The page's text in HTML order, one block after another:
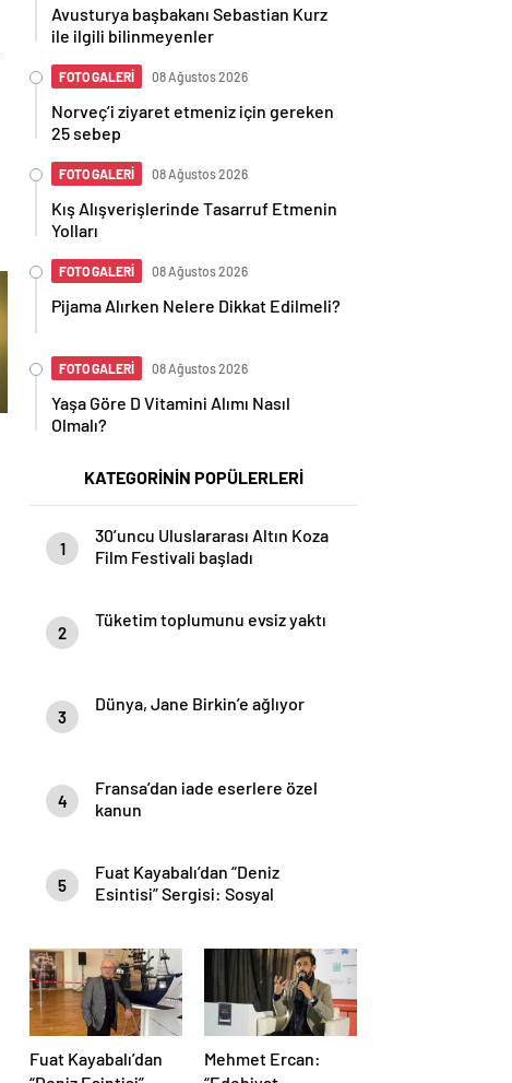
Avusturya başbakanı Sebastian Kurz
ile ilgili bilinmeyenler
FOTO GALERİ 08 Ağustos 2026
Norveç’i ziyaret etmeniz için gereken
25 sebep
FOTO GALERİ 08 Ağustos 2026
Kış Alışverişlerinde Tasarruf Etmenin
Yolları
FOTO GALERİ 08 Ağustos 2026
Pijama Alırken Nelere Dikkat Edilmeli?
FOTO GALERİ 08 Ağustos 2026
Yaşa Göre D Vitamini Alımı Nasıl
Olmalı?
KATEGORİNİN POPÜLERLERİ
1
30’uncu Uluslararası Altın Koza
Film Festivali başladı
2
Tüketim toplumunu evsiz yaktı
3
Dünya, Jane Birkin’e ağlıyor
4
Fransa’dan iade eserlere özel
kanun
5
Fuat Kayabalı’dan “Deniz
Esintisi” Sergisi: Sosyal
Fuat Kayabalı’dan
Mehmet Ercan: